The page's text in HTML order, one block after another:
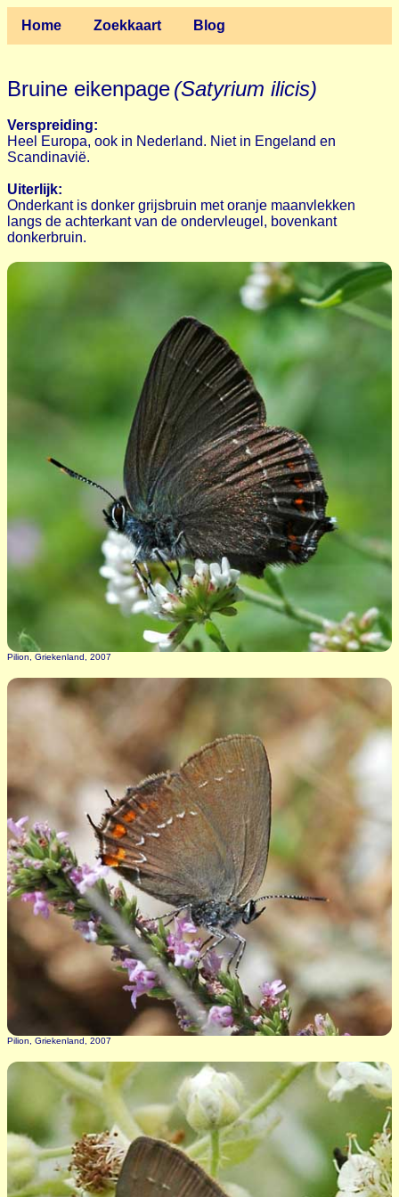
Home Zoekkaart Blog
Bruine eikenpage(Satyrium ilicis)
Verspreiding:
Heel Europa, ook in Nederland. Niet in Engeland en
Scandinavië.
Uiterlijk:
Onderkant is donker grijsbruin met oranje maanvlekken
langs de achterkant van de ondervleugel, bovenkant
donkerbruin.
Pilion, Griekenland, 2007
Pilion, Griekenland, 2007